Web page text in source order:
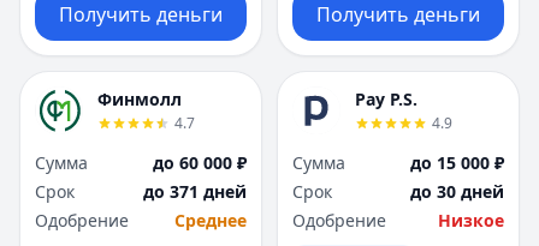
Получить деньги Получить деньги
Финмолл
4.7
Сумма
до 60 000 ₽
Срок
до 371 дней
Одобрение
Среднее
Pay P.S.
4.9
Сумма
до 15 000 ₽
Срок
до 30 дней
Одобрение
Низкое